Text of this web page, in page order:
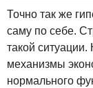
Точно так же
саму по себе.
такой
механизмы
нормального